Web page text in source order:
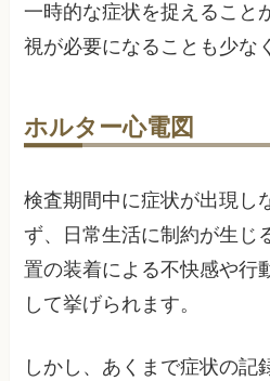
一時的な症状を捉えること
視が必要になることも少な
ホルター心電図
検査期間中に症状が出現し
ず、日常生活に制約が生じ
置の装着による不快感や行
して挙げられます。
しかし、あくまで症状の記